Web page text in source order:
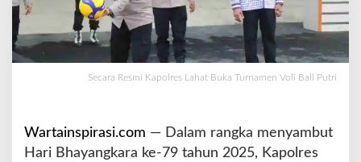
s
L
a
a
k
a
Secara Resmi Kapolres Lahat Buka Turnamen Voli Ball Putri
Wartainspirasi.com — Dalam rangka menyambut
Hari Bhayangkara ke-79 tahun 2025, Kapolres